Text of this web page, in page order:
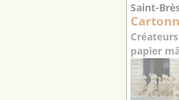
Saint-
papier